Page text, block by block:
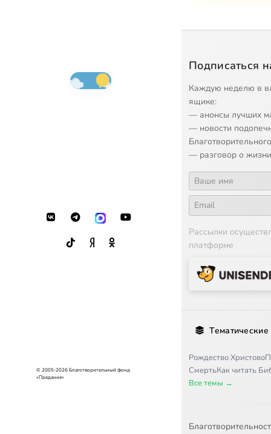
© 2005-2026 Благотворительный фонд
«Предание»
Подписаться
Каждую неделю в
ящике:
— анонсы лучших
— новости
— разговор о
Рассылки
платформе
Рождество Христово
СмертьКак читать
Все темы →